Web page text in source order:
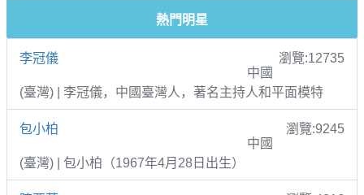
熱門明星
李冠儀
瀏覽:12735
中國
(臺灣) | 李冠儀，中國臺灣人，著名主持人和平面模特
包小柏
瀏覽:9245
中國
(臺灣) | 包小柏（1967年4月28日出生）